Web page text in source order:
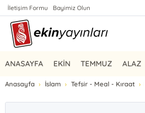
İletişim Formu Bayimiz Olun
ANASAYFA EKİN TEMMUZ ALAZ
Anasayfa İslam Tefsir - Meal - Kıraat